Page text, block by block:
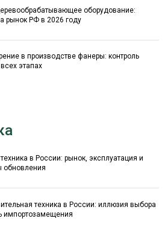
оборудование:
рынок РФ в 2026 году
в производстве фанеры: контроль
этапах
в России: рынок, эксплуатация и
обновления
техника в России: иллюзия выбора
импортозамещения